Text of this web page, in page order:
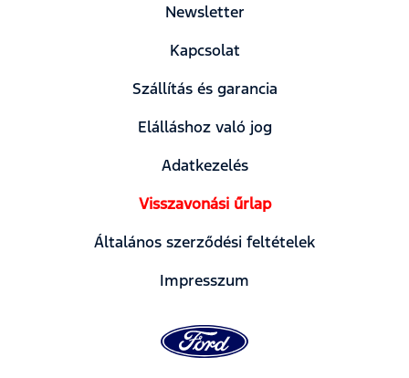
Newsletter
Kapcsolat
Szállítás és garancia
Elálláshoz való jog
Adatkezelés
Visszavonási űrlap
Általános szerződési feltételek
Impresszum